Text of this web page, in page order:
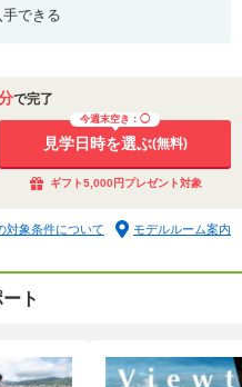
できる
で完了
今週末空き：◯
見学日時を選ぶ(無料)
ギフト5,000円プレゼント対象
対象条件について モデルルーム案内
ト